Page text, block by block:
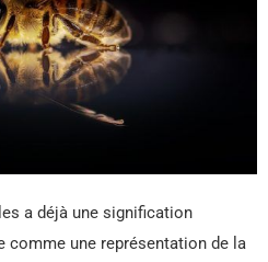
a déjà une signification
comme une représentation de la